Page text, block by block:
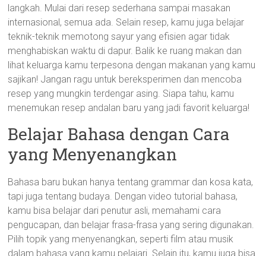
langkah. Mulai dari resep sederhana sampai masakan
internasional, semua ada. Selain resep, kamu juga belajar
teknik-teknik memotong sayur yang efisien agar tidak
menghabiskan waktu di dapur. Balik ke ruang makan dan
lihat keluarga kamu terpesona dengan makanan yang kamu
sajikan! Jangan ragu untuk bereksperimen dan mencoba
resep yang mungkin terdengar asing. Siapa tahu, kamu
menemukan resep andalan baru yang jadi favorit keluarga!
Belajar Bahasa dengan Cara
yang Menyenangkan
Bahasa baru bukan hanya tentang grammar dan kosa kata,
tapi juga tentang budaya. Dengan video tutorial bahasa,
kamu bisa belajar dari penutur asli, memahami cara
pengucapan, dan belajar frasa-frasa yang sering digunakan.
Pilih topik yang menyenangkan, seperti film atau musik
dalam bahasa yang kamu pelajari. Selain itu, kamu juga bisa